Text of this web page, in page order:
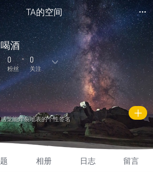
TA的空间
酒
0
粉丝
0
关注
4
复
0
日志
0
相册
0
好友
0
注
0
说说
1252
人气 积分
觉能炸裂地表的个性签名
相册 日志 留言